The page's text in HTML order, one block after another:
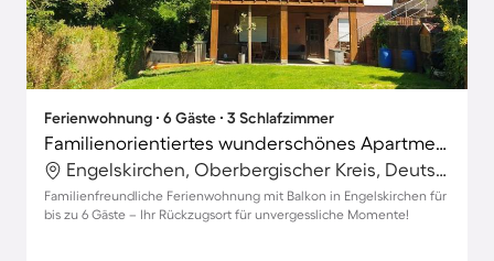
Ferienwohnung ∙ 6 Gäste ∙ 3 Schlafzimmer
Familienorientiertes wunderschönes Apartment mit Terrasse
Engelskirchen, Oberbergischer Kreis, Deutschland
Familienfreundliche Ferienwohnung mit Balkon in Engelskirchen für
bis zu 6 Gäste – Ihr Rückzugsort für unvergessliche Momente!